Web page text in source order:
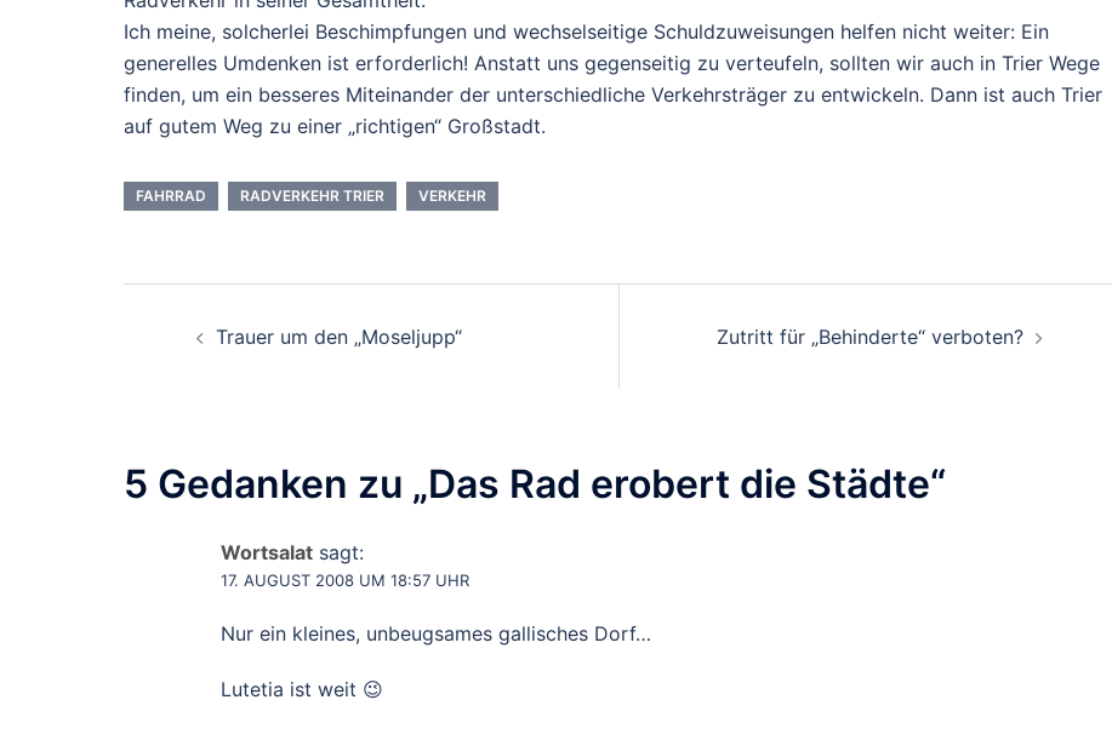
Ich meine, solcherlei Beschimpfungen und wechselseitige Schuldzuweisungen helfen nicht weiter: Ein
generelles Umdenken ist erforderlich! Anstatt uns gegenseitig zu verteufeln, sollten wir auch in Trier Wege
finden, um ein besseres Miteinander der unterschiedliche Verkehrsträger zu entwickeln. Dann ist auch Trier
auf gutem Weg zu einer „richtigen“ Großstadt.
FAHRRAD RADVERKEHR TRIER VERKEHR
Trauer um den „Moseljupp“ Zutritt für „Behinderte“ verboten?
5 Gedanken zu „Das Rad erobert die Städte“
Wortsalat sagt:
17. AUGUST 2008 UM 18:57 UHR
Nur ein kleines, unbeugsames gallisches Dorf…
Lutetia ist weit 😉